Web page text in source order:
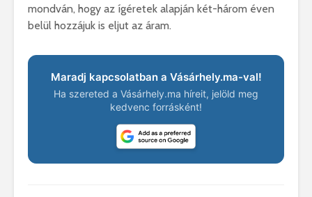
mondván, hogy az ígéretek alapján két-három éven
belül hozzájuk is eljut az áram.
Maradj kapcsolatban a Vásárhely.ma-val!
Ha szereted a Vásárhely.ma híreit, jelöld meg
kedvenc forrásként!